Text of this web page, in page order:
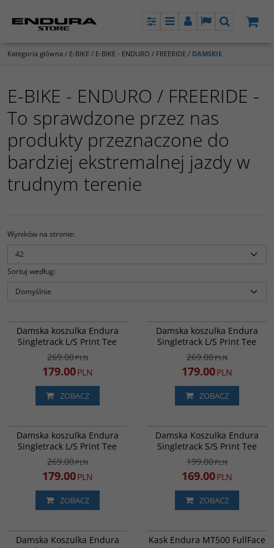
PanelMenuPanel LangSzukaj
Kategoria główna / E-BIKE / E-BIKE - ENDURO / FREERIDE / DAMSKIE
E-BIKE - ENDURO / FREERIDE -
To sprawdzone przez nas
produkty przeznaczone do
bardziej ekstremalnej jazdy w
trudnym terenie
Wyników na stronie:
Sortuj według:
PROMOCJA
jazdy w terenie nawet w
najbardziej upalne dni
Damska koszulka Endura
Singletrack L/S Print Tee
269.00PLN
179.00PLN
ZOBACZ
PROMOCJA
jazdy w terenie nawet w
najbardziej upalne dni
Damska koszulka Endura
Singletrack L/S Print Tee
269.00PLN
179.00PLN
ZOBACZ
PROMOCJA
jazdy w terenie nawet w
najbardziej upalne dni
Damska koszulka Endura
Singletrack L/S Print Tee
269.00PLN
179.00PLN
ZOBACZ
NOWOŚĆ PROMOCJA
Endury, lecz nie w takiej wersji jaka
znasz — lżejszy i bardziej
przewiewny, idealny na rundy po
trasach w upalne dni
Damska Koszulka Endura
Singletrack S/S Print Tee
199.00PLN
169.00PLN
ZOBACZ
NOWOŚĆ PROMOCJA
Endury, lecz nie w takiej wersji jaka
Damska Koszulka Endura
PROMOCJA
odmian MTB. Wykorzystując
Kask Endura MT500 FullFace